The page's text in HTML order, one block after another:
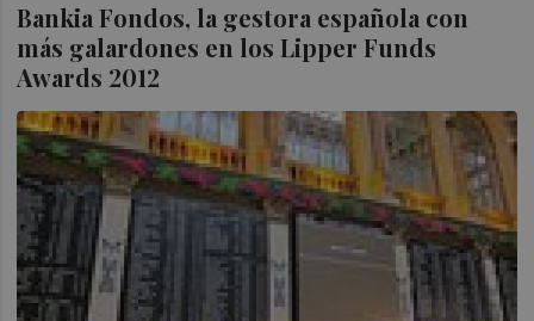
Bankia Fondos, la gestora española con
más galardones en los Lipper Funds
Awards 2012